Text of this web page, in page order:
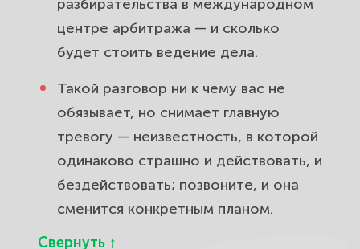
разбирательства в международном
центре арбитража — и сколько
будет стоить ведение дела.
Такой разговор ни к чему вас не
обязывает, но снимает главную
тревогу — неизвестность, в которой
одинаково страшно и действовать, и
бездействовать; позвоните, и она
сменится конкретным планом.